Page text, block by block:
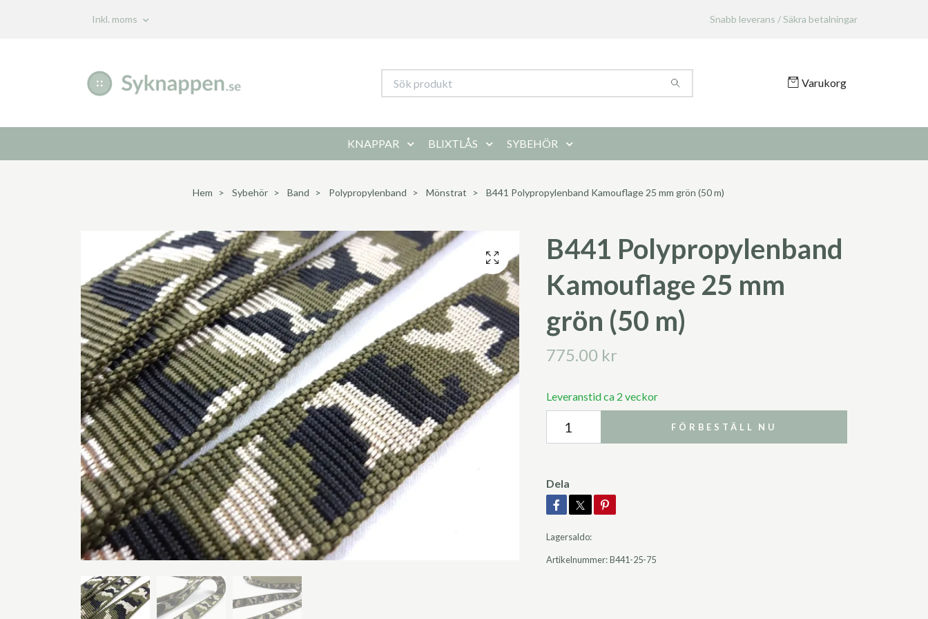
Inkl. moms Snabb leverans / Säkra betalningar
Varukorg
KNAPPAR BLIXTLÅS SYBEHÖR
Hem Sybehör Band Polypropylenband Mönstrat B441 Polypropylenband Kamouflage 25 mm grön (50 m)
B441 Polypropylenband
Kamouflage 25 mm
grön (50 m)
775.00 kr
Leveranstid ca 2 veckor
FÖRBESTÄLL NU
Dela
Lagersaldo:
Artikelnummer:B441-25-75